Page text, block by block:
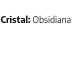
Cristal: Obsidiana